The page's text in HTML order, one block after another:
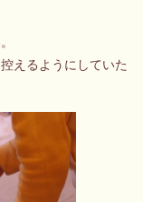
えるようにしていた